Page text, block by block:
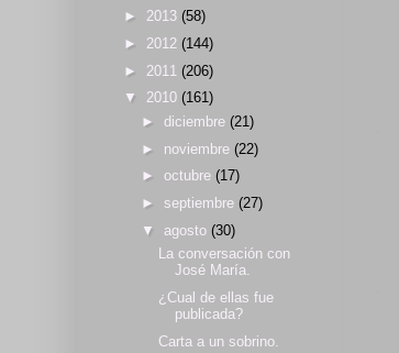
► 2013 (58)
► 2012 (144)
► 2011 (206)
▼ 2010 (161)
► diciembre (21)
► noviembre (22)
► octubre (17)
► septiembre (27)
▼ agosto (30)
La conversación con
José María.
¿Cual de ellas fue
publicada?
Carta a un sobrino.